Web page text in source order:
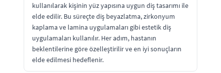
kullanılarak kişinin yüz yapısına uygun diş tasarımı ile
elde edilir. Bu süreçte diş beyazlatma, zirkonyum
kaplama ve lamina uygulamaları gibi estetik diş
uygulamaları kullanılır. Her adım, hastanın
beklentilerine göre özelleştirilir ve en iyi sonuçların
elde edilmesi hedeflenir.